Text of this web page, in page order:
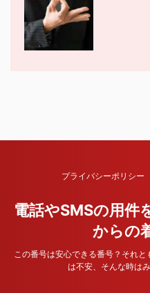
プライバシーポリシー
電話やSMSの用件
からの
この番号は安心できる番号？それ
は不安、そんな時は
© 2026 電話やSMSの用件を知り